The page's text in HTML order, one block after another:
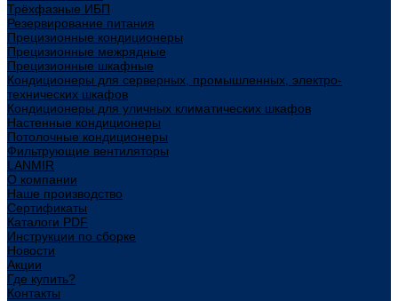
Трёхфазные ИБП
Резервирование питания
Прецизионные кондиционеры
Прецизионные межрядные
Прецизионные шкафные
Кондиционеры для серверных, промышленных, электро-
технических шкафов
Кондиционеры для уличных климатических шкафов
Настенные кондиционеры
Потолочные кондиционеры
Фильтрующие вентиляторы
LANMIR
О компании
Наше производство
Сертификаты
Каталоги PDF
Инструкции по сборке
Новости
Акции
Где купить?
Контакты